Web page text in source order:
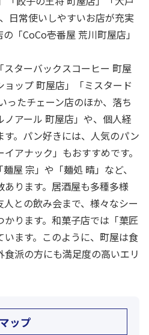
日常使いしやすいお店が充実
「CoCo壱番屋 荒川町屋店」
ターバックスコーヒー 町屋
ップ 町屋店」「ミスタード
ったチェーン店のほか、落ち
アール 町屋店」や、個人経
す。パン好きには、人気のパン
アナック」もおすすめです。
屋 宗」や「麺処 晴」など、
ります。居酒屋も多種多様
との飲み会まで、様々なシー
ります。和菓子店では「菓匠
ます。このように、町屋は食
派の方にも満足度の高いエリ
ップ